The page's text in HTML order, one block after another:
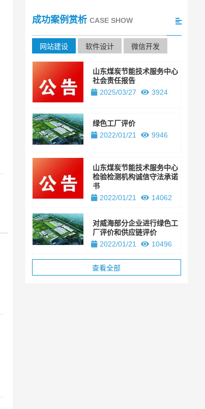
成功案例赏析 CASE SHOW
网站建设 软件设计 微信开发
山东煤炭节能技术服务中心
社会责任报告
2025/03/27
3924
绿色工厂评价
2022/01/21
9946
山东煤炭节能技术服务中心
检验检测机构诚信守法承诺
书
2022/01/21
14062
对威海部分企业进行绿色工
厂评价和供应链评价
2022/01/21
10496
查看全部